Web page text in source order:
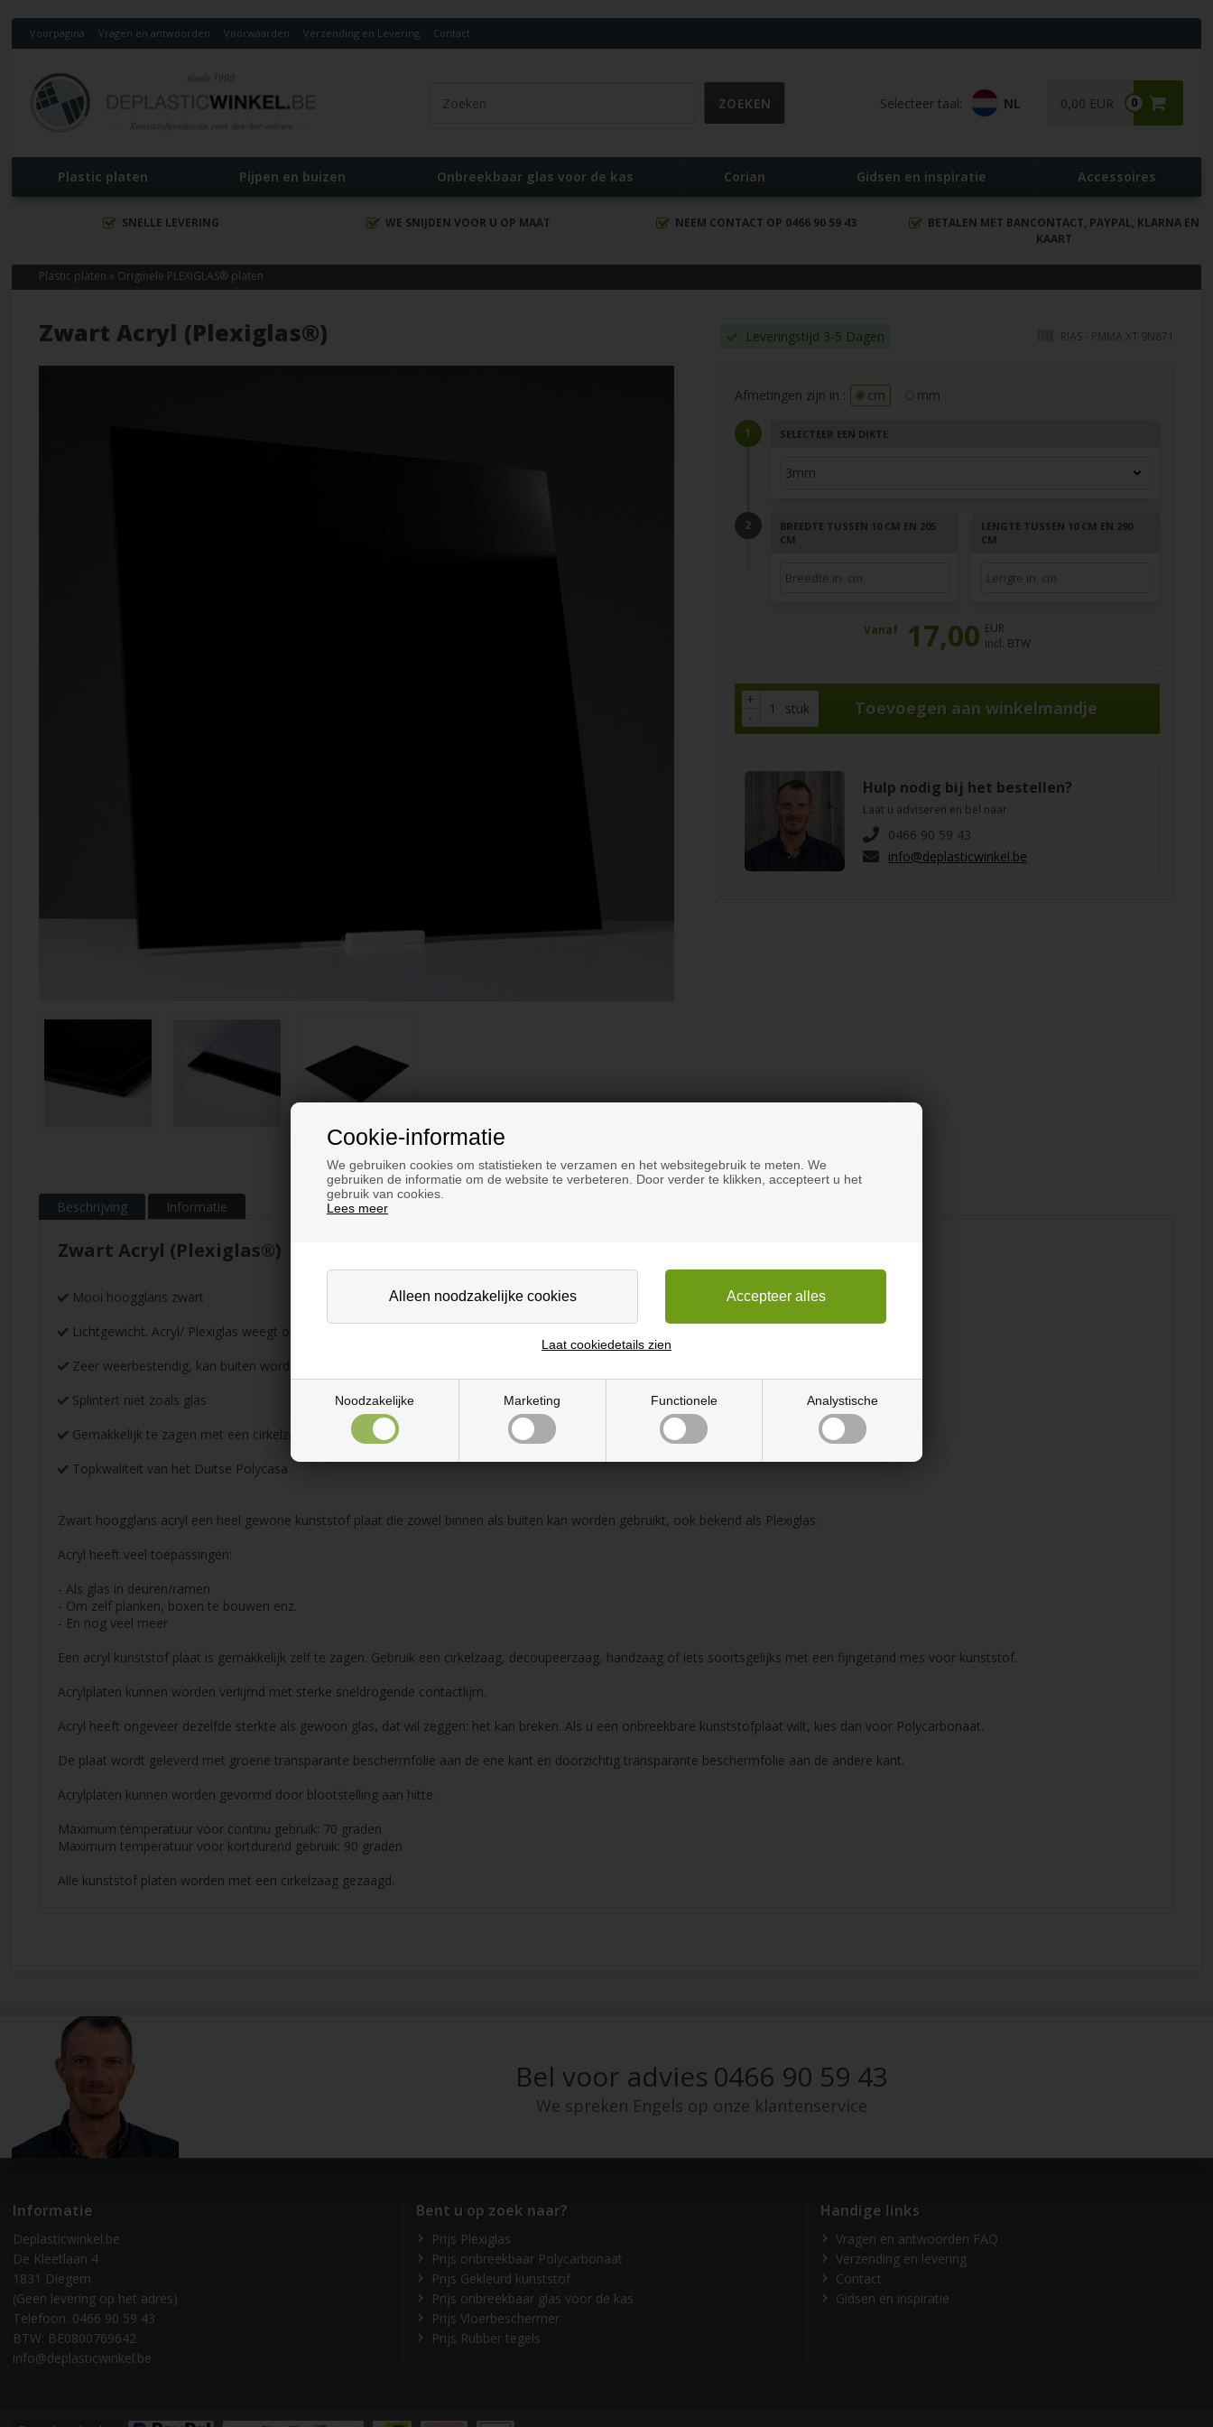
Cookie-informatie
We gebruiken cookies om statistieken te verzamen en het websitegebruik te meten. We
gebruiken de informatie om de website te verbeteren. Door verder te klikken, accepteert u het
gebruik van cookies.
Lees meer
Noodzakelijke Marketing Functionele Analystische
Laat cookiedetails zien
Voorpagina Vragen en antwoorden Voorwaarden Verzending en Levering Contact
Selecteer taal: NL 0
0,00 EUR
Plastic platen Pijpen en buizen Onbreekbaar glas voor de kas Corian Gidsen en inspiratie Accessoires
SNELLE LEVERING WE SNIJDEN VOOR U OP MAAT NEEM CONTACT OP 0466 90 59 43
BETALEN MET BANCONTACT, PAYPAL, KLARNA EN
KAART
Plastic platen » Originele PLEXIGLAS® platen
Zwart Acryl (Plexiglas®) Leveringstijd 3-5 Dagen RIAS - PMMA XT 9N871
Afmetingen zijn in : cm mm
SELECTEER EEN DIKTE
BREEDTE TUSSEN 10 CM EN 205
CM
LENGTE TUSSEN 10 CM EN 290
CM
Vanaf 17,00 EUR
incl. BTW
stuk
+
-
Hulp nodig bij het bestellen?
Laat u adviseren en bel naar
0466 90 59 43
info@deplasticwinkel.be
Beschrijving Informatie
Zwart Acryl (Plexiglas®)
Mooi hoogglans zwart
Lichtgewicht. Acryl/ Plexiglas weegt ongeveer de helft van glas in dezelfde maat.
Zeer weerbestendig, kan buiten worden gebruikt. Vergeelt niet in zonlicht
Splintert niet zoals glas
Gemakkelijk te zagen met een cirkelzaag met fijne vertanding, decoupeerzaag of handzaag
Topkwaliteit van het Duitse Polycasa
Zwart hoogglans acryl een heel gewone kunststof plaat die zowel binnen als buiten kan worden gebruikt, ook bekend als Plexiglas.
Acryl heeft veel toepassingen:
- Als glas in deuren/ramen
- Om zelf planken, boxen te bouwen enz.
- En nog veel meer
Een acryl kunststof plaat is gemakkelijk zelf te zagen. Gebruik een cirkelzaag, decoupeerzaag, handzaag of iets soortsgelijks met een fijngetand mes voor kunststof.
Acrylplaten kunnen worden verlijmd met sterke sneldrogende contactlijm.
Acryl heeft ongeveer dezelfde sterkte als gewoon glas, dat wil zeggen: het kan breken. Als u een onbreekbare kunststofplaat wilt, kies dan voor Polycarbonaat.
De plaat wordt geleverd met groene transparante beschermfolie aan de ene kant en doorzichtig transparante beschermfolie aan de andere kant.
Acrylplaten kunnen worden gevormd door blootstelling aan hitte.
Maximum temperatuur voor continu gebruik: 70 graden
Maximum temperatuur voor kortdurend gebruik: 90 graden
Alle kunststof platen worden met een cirkelzaag gezaagd.
Bel voor advies 0466 90 59 43
We spreken Engels op onze klantenservice
Informatie
Deplasticwinkel.be
De Kleetlaan 4
1831 Diegem
(Geen levering op het adres)
Telefoon: 0466 90 59 43
BTW: BE0800769642
info@deplasticwinkel.be
Bent u op zoek naar?
Prijs Plexiglas
Prijs onbreekbaar Polycarbonaat
Prijs Gekleurd kunststof
Prijs onbreekbaar glas voor de kas
Prijs Vloerbeschermer
Prijs Rubber tegels
Handige links
Vragen en antwoorden FAQ
Verzending en levering
Contact
Gidsen en inspiratie